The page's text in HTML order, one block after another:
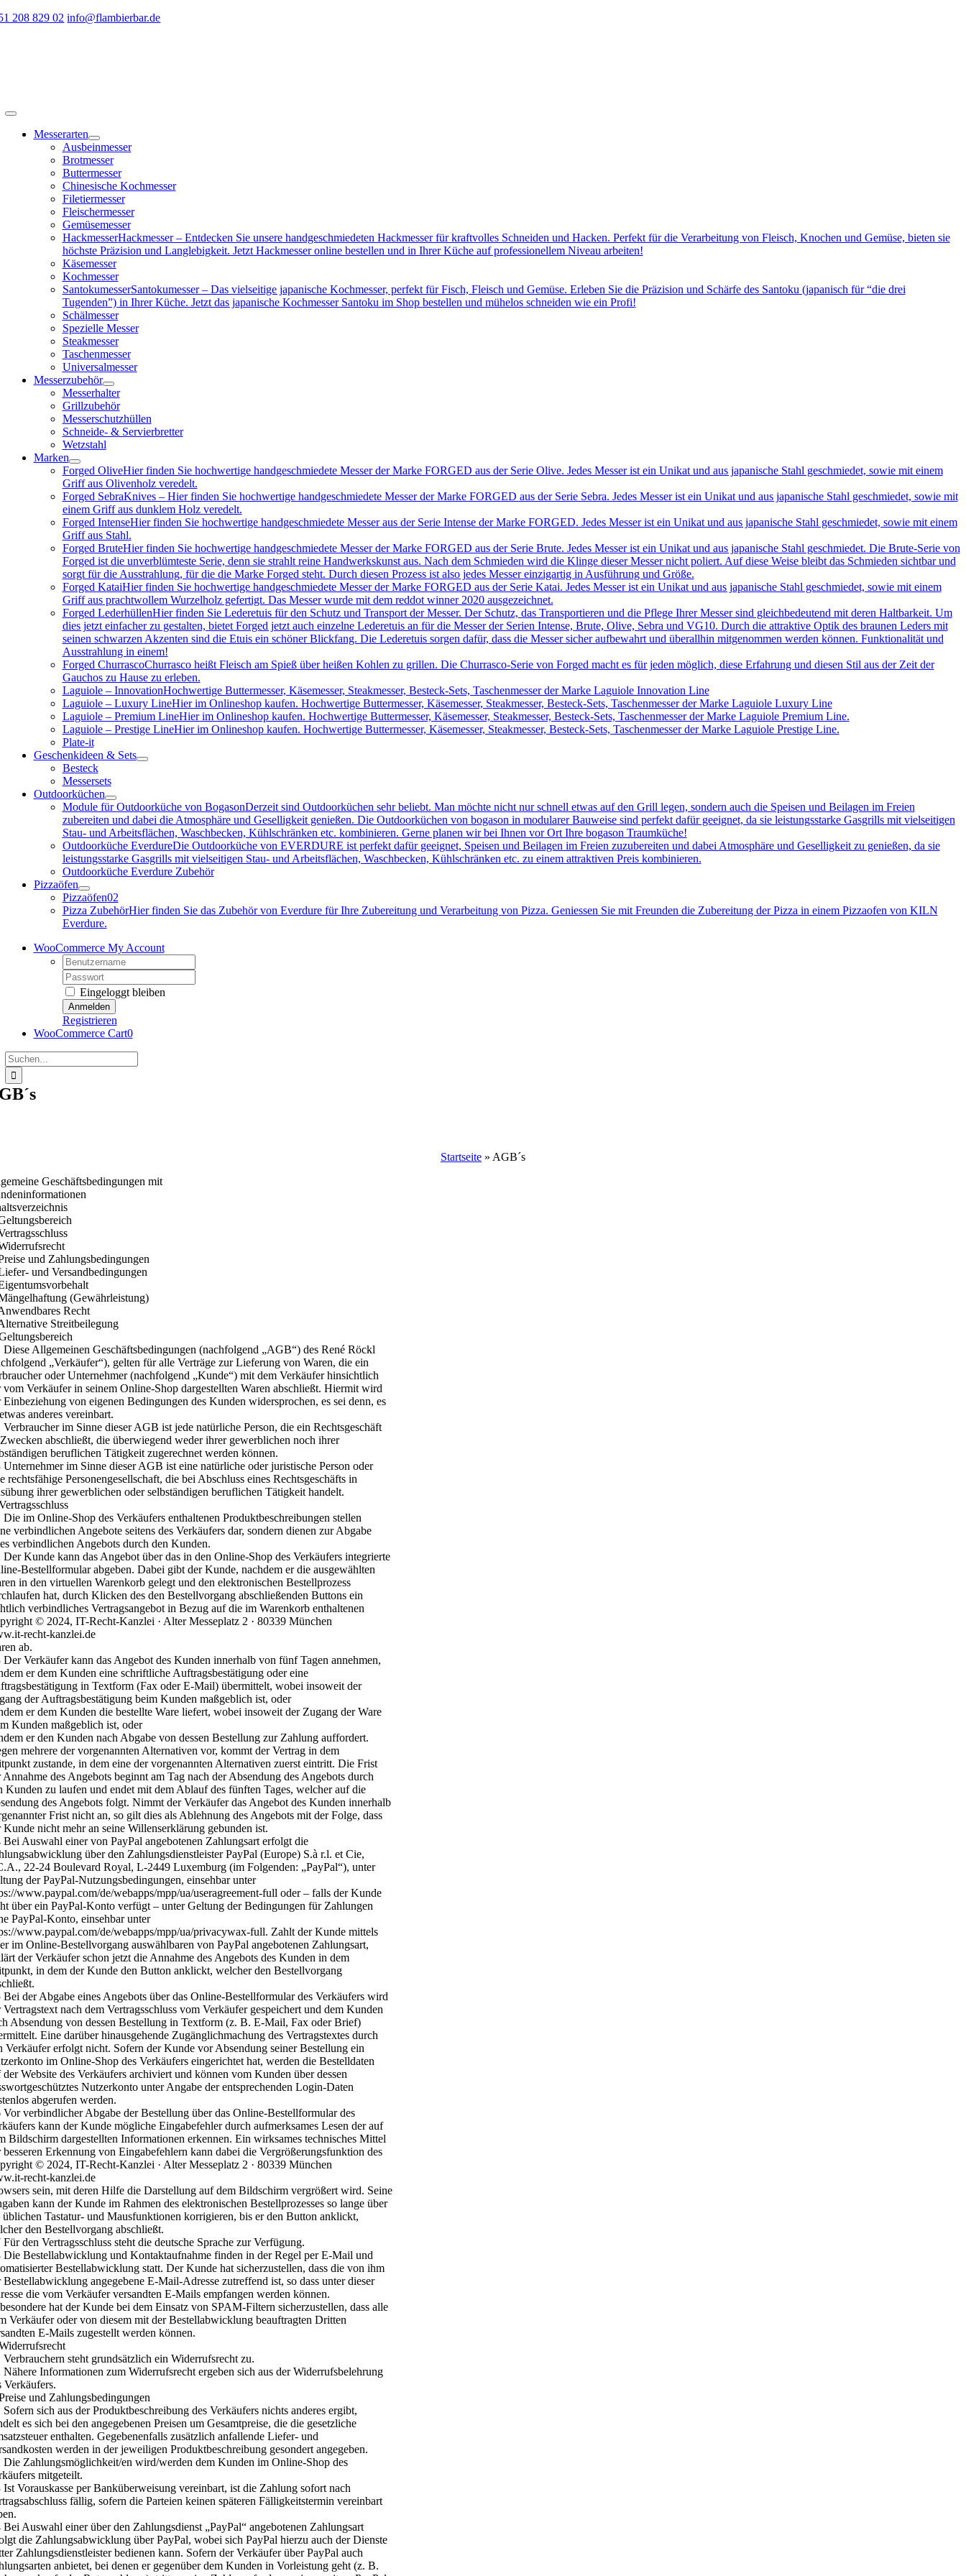
Zum
208 829 02 info@flambierbar.de
Toggle
NavigationMesserarten
Ausbeinmesser
Brotmesser
Buttermesser
Chinesische Kochmesser
Filetiermesser
Fleischermesser
Gemüsemesser
HackmesserHackmesser – Entdecken Sie unsere handgeschmiedeten Hackmesser für kraftvolles Schneiden und Hacken. Perfekt für die Verarbeitung von Fleisch, Knochen und Gemüse, bieten sie
höchste Präzision und Langlebigkeit. Jetzt Hackmesser online bestellen und in Ihrer Küche auf professionellem Niveau arbeiten!
Käsemesser
Kochmesser
SantokumesserSantokumesser – Das vielseitige japanische Kochmesser, perfekt für Fisch, Fleisch und Gemüse. Erleben Sie die Präzision und Schärfe des Santoku (japanisch für “die drei
Tugenden”) in Ihrer Küche. Jetzt das japanische Kochmesser Santoku im Shop bestellen und mühelos schneiden wie ein Profi!
Schälmesser
Spezielle Messer
Steakmesser
Taschenmesser
Universalmesser
Messerzubehör
Messerhalter
Grillzubehör
Messerschutzhüllen
Schneide- & Servierbretter
Wetzstahl
Marken
Forged OliveHier finden Sie hochwertige handgeschmiedete Messer der Marke FORGED aus der Serie Olive. Jedes Messer ist ein Unikat und aus japanische Stahl geschmiedet, sowie mit einem
Griff aus Olivenholz veredelt.
Forged SebraKnives – Hier finden Sie hochwertige handgeschmiedete Messer der Marke FORGED aus der Serie Sebra. Jedes Messer ist ein Unikat und aus japanische Stahl geschmiedet, sowie mit
einem Griff aus dunklem Holz veredelt.
Forged IntenseHier finden Sie hochwertige handgeschmiedete Messer aus der Serie Intense der Marke FORGED. Jedes Messer ist ein Unikat und aus japanische Stahl geschmiedet, sowie mit einem
Griff aus Stahl.
Forged BruteHier finden Sie hochwertige handgeschmiedete Messer der Marke FORGED aus der Serie Brute. Jedes Messer ist ein Unikat und aus japanische Stahl geschmiedet. Die Brute-Serie von
Forged ist die unverblümteste Serie, denn sie strahlt reine Handwerkskunst aus. Nach dem Schmieden wird die Klinge dieser Messer nicht poliert. Auf diese Weise bleibt das Schmieden sichtbar und
sorgt für die Ausstrahlung, für die die Marke Forged steht. Durch diesen Prozess ist also jedes Messer einzigartig in Ausführung und Größe.
Forged KataiHier finden Sie hochwertige handgeschmiedete Messer der Marke FORGED aus der Serie Katai. Jedes Messer ist ein Unikat und aus japanische Stahl geschmiedet, sowie mit einem
Griff aus prachtwollem Wurzelholz gefertigt. Das Messer wurde mit dem reddot winner 2020 ausgezeichnet.
Forged LederhüllenHier finden Sie Lederetuis für den Schutz und Transport der Messer. Der Schutz, das Transportieren und die Pflege Ihrer Messer sind gleichbedeutend mit deren Haltbarkeit. Um
dies jetzt einfacher zu gestalten, bietet Forged jetzt auch einzelne Lederetuis an für die Messer der Serien Intense, Brute, Olive, Sebra und VG10. Durch die attraktive Optik des braunen Leders mit
seinen schwarzen Akzenten sind die Etuis ein schöner Blickfang. Die Lederetuis sorgen dafür, dass die Messer sicher aufbewahrt und überallhin mitgenommen werden können. Funktionalität und
Ausstrahlung in einem!
Forged ChurrascoChurrasco heißt Fleisch am Spieß über heißen Kohlen zu grillen. Die Churrasco-Serie von Forged macht es für jeden möglich, diese Erfahrung und diesen Stil aus der Zeit der
Gauchos zu Hause zu erleben.
Laguiole – InnovationHochwertige Buttermesser, Käsemesser, Steakmesser, Besteck-Sets, Taschenmesser der Marke Laguiole Innovation Line
Laguiole – Luxury LineHier im Onlineshop kaufen. Hochwertige Buttermesser, Käsemesser, Steakmesser, Besteck-Sets, Taschenmesser der Marke Laguiole Luxury Line
Laguiole – Premium LineHier im Onlineshop kaufen. Hochwertige Buttermesser, Käsemesser, Steakmesser, Besteck-Sets, Taschenmesser der Marke Laguiole Premium Line.
Laguiole – Prestige LineHier im Onlineshop kaufen. Hochwertige Buttermesser, Käsemesser, Steakmesser, Besteck-Sets, Taschenmesser der Marke Laguiole Prestige Line.
Plate-it
Geschenkideen & Sets
Besteck
Messersets
Outdoorküchen
Module für Outdoorküche von BogasonDerzeit sind Outdoorküchen sehr beliebt. Man möchte nicht nur schnell etwas auf den Grill legen, sondern auch die Speisen und Beilagen im Freien
zubereiten und dabei die Atmosphäre und Geselligkeit genießen. Die Outdoorküchen von bogason in modularer Bauweise sind perfekt dafür geeignet, da sie leistungsstarke Gasgrills mit vielseitigen
Stau- und Arbeitsflächen, Waschbecken, Kühlschränken etc. kombinieren. Gerne planen wir bei Ihnen vor Ort Ihre bogason Traumküche!
Outdoorküche EverdureDie Outdoorküche von EVERDURE ist perfekt dafür geeignet, Speisen und Beilagen im Freien zuzubereiten und dabei Atmosphäre und Geselligkeit zu genießen, da sie
leistungsstarke Gasgrills mit vielseitigen Stau- und Arbeitsflächen, Waschbecken, Kühlschränken etc. zu einem attraktiven Preis kombinieren.
Outdoorküche Everdure Zubehör
Pizzaöfen
Pizzaöfen02
Pizza ZubehörHier finden Sie das Zubehör von Everdure für Ihre Zubereitung und Verarbeitung von Pizza. Geniessen Sie mit Freunden die Zubereitung der Pizza in einem Pizzaofen von KILN
Everdure.
WooCommerce My Account
Username:
Password:
Eingeloggt bleiben
Registrieren
WooCommerce Cart0
Suche
nach:
Startseite » AGB´s
Geschäftsbedingungen mit
und Zahlungsbedingungen
und Versandbedingungen
(Gewährleistung)
Recht
Streitbeilegung
Diese Allgemeinen Geschäftsbedingungen (nachfolgend „AGB“) des René Röckl
„Verkäufer“), gelten für alle Verträge zur Lieferung von Waren, die ein
oder Unternehmer (nachfolgend „Kunde“) mit dem Verkäufer hinsichtlich
vom Verkäufer in seinem Online-Shop dargestellten Waren abschließt. Hiermit wird
Einbeziehung von eigenen Bedingungen des Kunden widersprochen, es sei denn, es
anderes vereinbart.
Verbraucher im Sinne dieser AGB ist jede natürliche Person, die ein Rechtsgeschäft
abschließt, die überwiegend weder ihrer gewerblichen noch ihrer
beruflichen Tätigkeit zugerechnet werden können.
Unternehmer im Sinne dieser AGB ist eine natürliche oder juristische Person oder
rechtsfähige Personengesellschaft, die bei Abschluss eines Rechtsgeschäfts in
ihrer gewerblichen oder selbständigen beruflichen Tätigkeit handelt.
Die im Online-Shop des Verkäufers enthaltenen Produktbeschreibungen stellen
verbindlichen Angebote seitens des Verkäufers dar, sondern dienen zur Abgabe
verbindlichen Angebots durch den Kunden.
Der Kunde kann das Angebot über das in den Online-Shop des Verkäufers integrierte
Bestellformular abgeben. Dabei gibt der Kunde, nachdem er die ausgewählten
in den virtuellen Warenkorb gelegt und den elektronischen Bestellprozess
hat, durch Klicken des den Bestellvorgang abschließenden Buttons ein
verbindliches Vertragsangebot in Bezug auf die im Warenkorb enthaltenen
© 2024, IT-Recht-Kanzlei · Alter Messeplatz 2 · 80339 München
recht-kanzlei.de
ab.
Der Verkäufer kann das Angebot des Kunden innerhalb von fünf Tagen annehmen,
er dem Kunden eine schriftliche Auftragsbestätigung oder eine
in Textform (Fax oder E-Mail) übermittelt, wobei insoweit der
der Auftragsbestätigung beim Kunden maßgeblich ist, oder
er dem Kunden die bestellte Ware liefert, wobei insoweit der Zugang der Ware
Kunden maßgeblich ist, oder
er den Kunden nach Abgabe von dessen Bestellung zur Zahlung auffordert.
mehrere der vorgenannten Alternativen vor, kommt der Vertrag in dem
zustande, in dem eine der vorgenannten Alternativen zuerst eintritt. Die Frist
Annahme des Angebots beginnt am Tag nach der Absendung des Angebots durch
Kunden zu laufen und endet mit dem Ablauf des fünften Tages, welcher auf die
des Angebots folgt. Nimmt der Verkäufer das Angebot des Kunden innerhalb
Frist nicht an, so gilt dies als Ablehnung des Angebots mit der Folge, dass
Kunde nicht mehr an seine Willenserklärung gebunden ist.
Bei Auswahl einer von PayPal angebotenen Zahlungsart erfolgt die
über den Zahlungsdienstleister PayPal (Europe) S.à r.l. et Cie,
22-24 Boulevard Royal, L-2449 Luxemburg (im Folgenden: „PayPal“), unter
der PayPal-Nutzungsbedingungen, einsehbar unter
www.paypal.com/de/webapps/mpp/ua/useragreement-full oder – falls der Kunde
über ein PayPal-Konto verfügt – unter Geltung der Bedingungen für Zahlungen
PayPal-Konto, einsehbar unter
www.paypal.com/de/webapps/mpp/ua/privacywax-full. Zahlt der Kunde mittels
im Online-Bestellvorgang auswählbaren von PayPal angebotenen Zahlungsart,
der Verkäufer schon jetzt die Annahme des Angebots des Kunden in dem
in dem der Kunde den Button anklickt, welcher den Bestellvorgang
Bei der Abgabe eines Angebots über das Online-Bestellformular des Verkäufers wird
Vertragstext nach dem Vertragsschluss vom Verkäufer gespeichert und dem Kunden
Absendung von dessen Bestellung in Textform (z. B. E-Mail, Fax oder Brief)
Eine darüber hinausgehende Zugänglichmachung des Vertragstextes durch
Verkäufer erfolgt nicht. Sofern der Kunde vor Absendung seiner Bestellung ein
im Online-Shop des Verkäufers eingerichtet hat, werden die Bestelldaten
der Website des Verkäufers archiviert und können vom Kunden über dessen
Nutzerkonto unter Angabe der entsprechenden Login-Daten
abgerufen werden.
Vor verbindlicher Abgabe der Bestellung über das Online-Bestellformular des
kann der Kunde mögliche Eingabefehler durch aufmerksames Lesen der auf
Bildschirm dargestellten Informationen erkennen. Ein wirksames technisches Mittel
besseren Erkennung von Eingabefehlern kann dabei die Vergrößerungsfunktion des
© 2024, IT-Recht-Kanzlei · Alter Messeplatz 2 · 80339 München
recht-kanzlei.de
sein, mit deren Hilfe die Darstellung auf dem Bildschirm vergrößert wird. Seine
kann der Kunde im Rahmen des elektronischen Bestellprozesses so lange über
üblichen Tastatur- und Mausfunktionen korrigieren, bis er den Button anklickt,
den Bestellvorgang abschließt.
Für den Vertragsschluss steht die deutsche Sprache zur Verfügung.
Die Bestellabwicklung und Kontaktaufnahme finden in der Regel per E-Mail und
Bestellabwicklung statt. Der Kunde hat sicherzustellen, dass die von ihm
Bestellabwicklung angegebene E-Mail-Adresse zutreffend ist, so dass unter dieser
die vom Verkäufer versandten E-Mails empfangen werden können.
hat der Kunde bei dem Einsatz von SPAM-Filtern sicherzustellen, dass alle
Verkäufer oder von diesem mit der Bestellabwicklung beauftragten Dritten
E-Mails zugestellt werden können.
Verbrauchern steht grundsätzlich ein Widerrufsrecht zu.
Nähere Informationen zum Widerrufsrecht ergeben sich aus der Widerrufsbelehrung
Verkäufers.
und Zahlungsbedingungen
Sofern sich aus der Produktbeschreibung des Verkäufers nichts anderes ergibt,
es sich bei den angegebenen Preisen um Gesamtpreise, die die gesetzliche
enthalten. Gegebenenfalls zusätzlich anfallende Liefer- und
werden in der jeweiligen Produktbeschreibung gesondert angegeben.
Die Zahlungsmöglichkeit/en wird/werden dem Kunden im Online-Shop des
mitgeteilt.
Ist Vorauskasse per Banküberweisung vereinbart, ist die Zahlung sofort nach
fällig, sofern die Parteien keinen späteren Fälligkeitstermin vereinbart
Bei Auswahl einer über den Zahlungsdienst „PayPal“ angebotenen Zahlungsart
die Zahlungsabwicklung über PayPal, wobei sich PayPal hierzu auch der Dienste
Zahlungsdienstleister bedienen kann. Sofern der Verkäufer über PayPal auch
anbietet, bei denen er gegenüber dem Kunden in Vorleistung geht (z. B.